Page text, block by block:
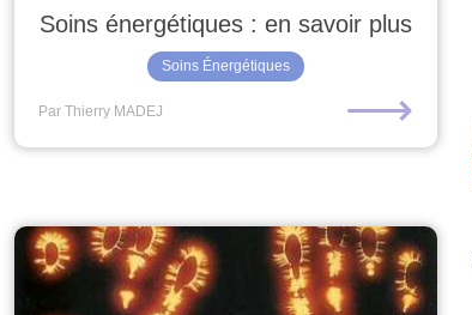
Soins énergétiques : en savoir plus
Soins Énergétiques
Par Thierry MADEJ ⟶